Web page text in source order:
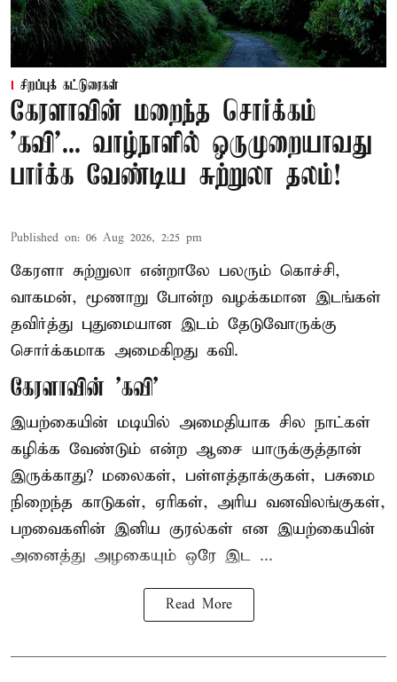
சிறப்புக் கட்டுரைகள்
கேரளாவின் மறைந்த சொர்க்கம்
'கவி'... வாழ்நாளில் ஒருமுறையாவது
பார்க்க வேண்டிய சுற்றுலா தலம்!
Published on: 06 Aug 2026, 2:25 pm
கேரளா சுற்றுலா என்றாலே பலரும் கொச்சி,
வாகமன், மூணாறு போன்ற வழக்கமான இடங்கள்
தவிர்த்து புதுமையான இடம் தேடுவோருக்கு
சொர்க்கமாக அமைகிறது கவி.
கேரளாவின் 'கவி'
இயற்கையின் மடியில் அமைதியாக சில நாட்கள்
கழிக்க வேண்டும் என்ற ஆசை யாருக்குத்தான்
இருக்காது? மலைகள், பள்ளத்தாக்குகள், பசுமை
நிறைந்த காடுகள், ஏரிகள், அரிய வனவிலங்குகள்,
பறவைகளின் இனிய குரல்கள் என இயற்கையின்
அனைத்து அழகையும் ஒரே இட ...
Read More